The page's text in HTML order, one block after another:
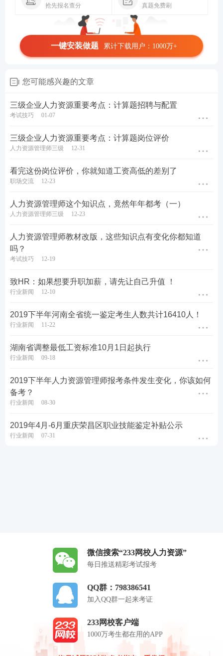
抢先报名查分 真题免费刷
一键安装做题 累计下载用户：1000万+
您可能感兴趣的文章
三级企业人力资源重要考点：计算题招聘与配置
考试技巧 01-07
三级企业人力资源重要考点：计算题岗位评价
人力资源管理师三级 12-31
看完这份岗位评价，你就知道工资高低的差别了
职场交流 12-23
人力资源管理师这个知识点，竟然年年都考（一）
人力资源管理师三级 12-23
人力资源管理师教材改版，这些知识点有变化你都知道
吗？
考试技巧 12-19
致HR：如果想要升职加薪，请先让自己升值 ！
行业新闻 12-10
2019下半年河南全省统一鉴定考生人数共计16410人！
行业新闻 11-22
湖南省调整最低工资标准10月1日起执行
行业新闻 09-18
2019下半年人力资源管理师报考条件发生变化，你该如何
备考？
行业新闻 08-30
2019年4月-6月重庆荣昌区职业技能鉴定补贴公示
行业新闻 07-31
微信搜索“233网校人力资源”
每日推送精彩考试报考
QQ群：798386541
加入QQ群一起来考证
233网校客户端
1000万考生都在用的APP